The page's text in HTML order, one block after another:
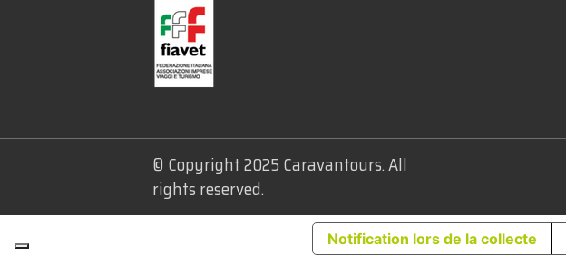
© Copyright 2025 Caravantours. All
rights reserved.
Notification lors de la collecte